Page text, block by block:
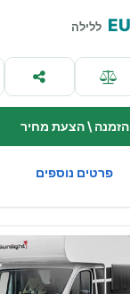
ללילה
הזמנה \ הצעת מחיר
פרטים נוספים